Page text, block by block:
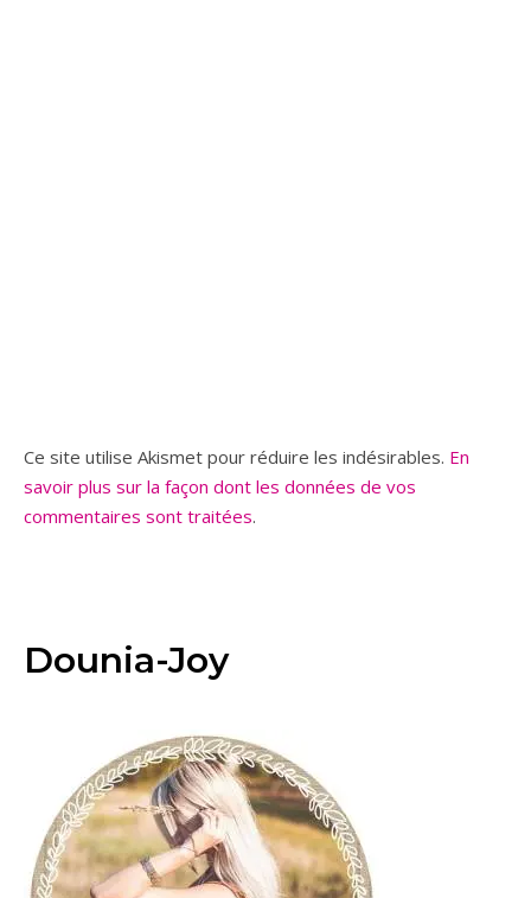
Ce site utilise Akismet pour réduire les indésirables. En
savoir plus sur la façon dont les données de vos
commentaires sont traitées.
Dounia-Joy